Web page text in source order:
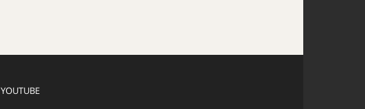
YOUTUBE